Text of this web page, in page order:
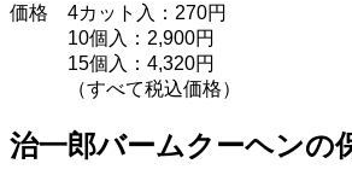
価格 4カット入：270円
10個入：2,900円
15個入：4,320円
（すべて税込価格）
治一郎バームクーヘンの